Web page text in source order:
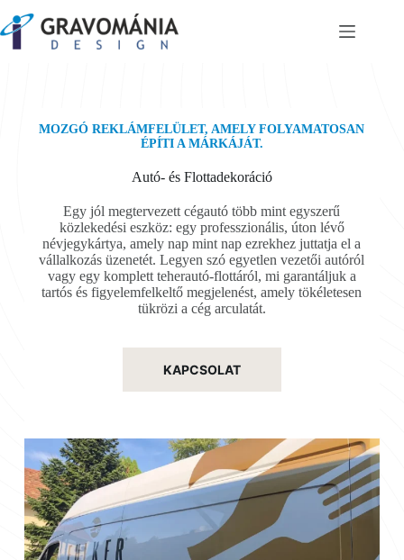
to
content
MOZGÓ REKLÁMFELÜLET, AMELY FOLYAMATOSAN
ÉPÍTI A MÁRKÁJÁT.
Autó- és Flottadekoráció
Egy jól megtervezett cégautó több mint egyszerű
közlekedési eszköz: egy professzionális, úton lévő
névjegykártya, amely nap mint nap ezrekhez juttatja el a
vállalkozás üzenetét. Legyen szó egyetlen vezetői autóról
vagy egy komplett teherautó-flottáról, mi garantáljuk a
tartós és figyelemfelkeltő megjelenést, amely tökéletesen
tükrözi a cég arculatát.
KAPCSOLAT